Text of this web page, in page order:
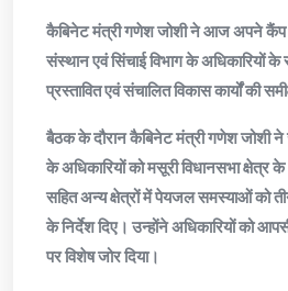
कैबिनेट मंत्री गणेश जोशी ने आज अपने कैंप
संस्थान एवं सिंचाई विभाग के अधिकारियों के
प्रस्तावित एवं संचालित विकास कार्यों की
बैठक के दौरान कैबिनेट मंत्री गणेश जोशी
के अधिकारियों को मसूरी विधानसभा क्षेत्र के
सहित अन्य क्षेत्रों में पेयजल समस्याओं को
के निर्देश दिए। उन्होंने अधिकारियों को
पर विशेष जोर दिया।